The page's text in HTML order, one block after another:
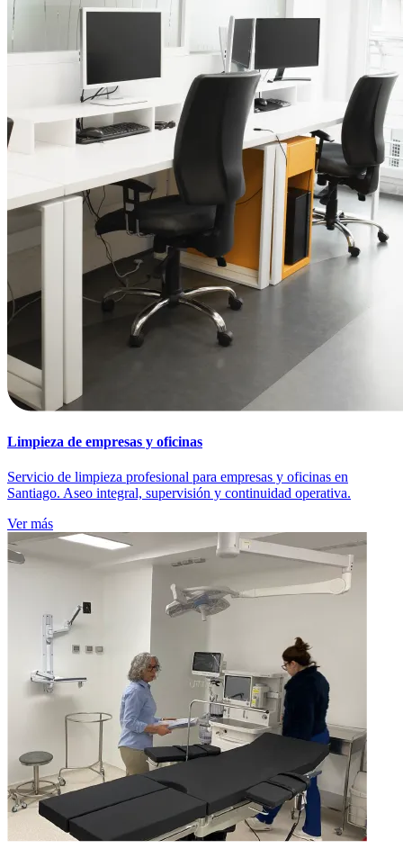
Limpieza de empresas y oficinas
Servicio de limpieza profesional para empresas y oficinas en
Santiago. Aseo integral, supervisión y continuidad operativa.
Ver más